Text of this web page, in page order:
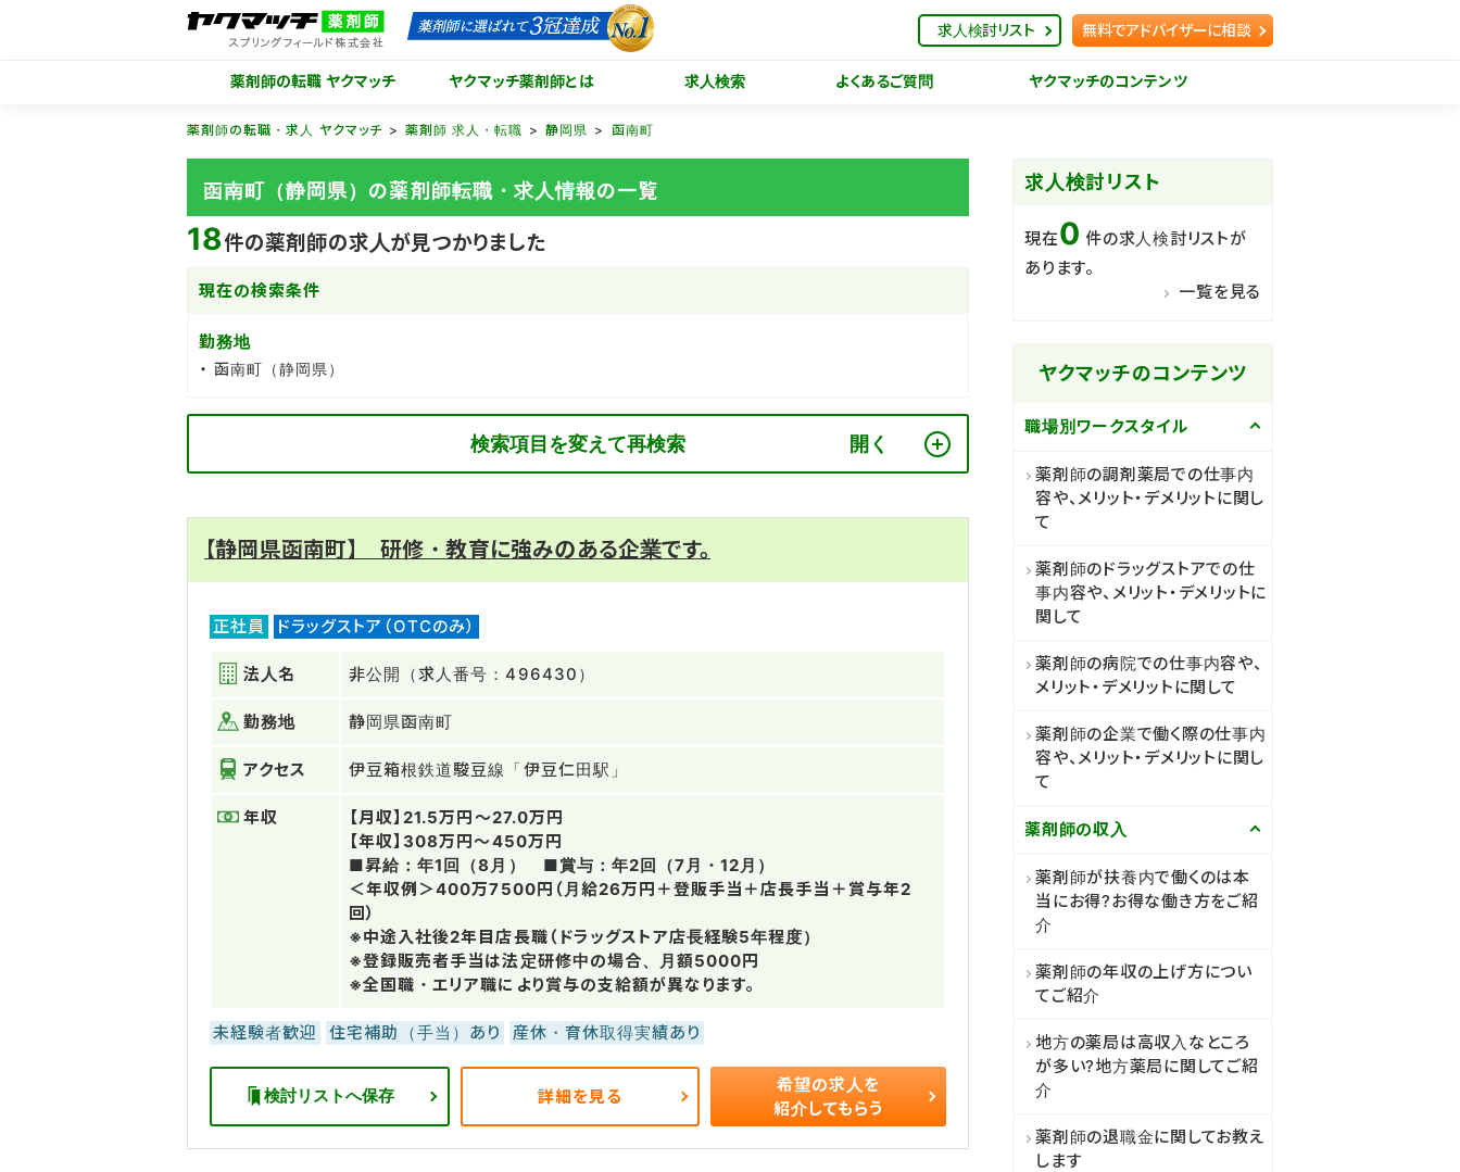
薬剤師の転職 ヤクマッチ ヤクマッチ薬剤師とは 求人検索 よくあるご質問 ヤクマッチのコンテンツ
求人検討リスト 無料でアドバイザーに相談
薬剤師の転職・求人 ヤクマッチ 薬剤師 求人・転職 静岡県 函南町
函南町（静岡県）の薬剤師転職・求人情報の一覧
18件の薬剤師の求人が見つかりました
現在の検索条件
勤務地
函南町（静岡県）
検索項目を変えて再検索
【静岡県函南町】 研修・教育に強みのある企業です。
正社員 ドラッグストア（OTCのみ）
法人名 非公開（求人番号：496430）
勤務地 静岡県函南町
アクセス 伊豆箱根鉄道駿豆線「伊豆仁田駅」
年収
【月収】21.5万円～27.0万円
【年収】308万円～450万円
■昇給：年1回（8月） ■賞与：年2回（7月・12月）
＜年収例＞400万7500円（月給26万円＋登販手当＋店長手当＋賞与年2
回）
※中途入社後2年目店長職（ドラッグストア店長経験5年程度）
※登録販売者手当は法定研修中の場合、月額5000円
※全国職・エリア職により賞与の支給額が異なります。
未経験者歓迎 住宅補助（手当）あり 産休・育休取得実績あり
検討リストへ保存 詳細を見る
希望の求人を
紹介してもらう
求人検討リスト
現在0 件の求人検討リストが
あります。
一覧を見る
ヤクマッチのコンテンツ
職場別ワークスタイル
薬剤師の調剤薬局での仕事内
容や、メリット・デメリットに関し
て
薬剤師のドラッグストアでの仕
事内容や、メリット・デメリットに
関して
薬剤師の病院での仕事内容や、
メリット・デメリットに関して
薬剤師の企業で働く際の仕事内
容や、メリット・デメリットに関し
て
薬剤師の収入
薬剤師が扶養内で働くのは本
当にお得?お得な働き方をご紹
介
薬剤師の年収の上げ方につい
てご紹介
地方の薬局は高収入なところ
が多い?地方薬局に関してご紹
介
薬剤師の退職金に関してお教え
します